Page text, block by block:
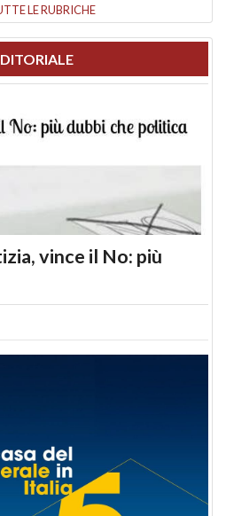
LE RUBRICHE
vince il No: più